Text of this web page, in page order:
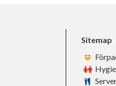
Sitemap